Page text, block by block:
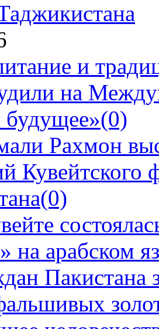
и
на
будущее»(0)
Рахмон
Кувейтского
(0)
на арабском
Пакистана